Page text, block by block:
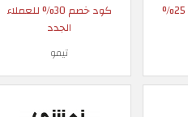
كود خصم 30% للعملاء
الجدد
تيمو